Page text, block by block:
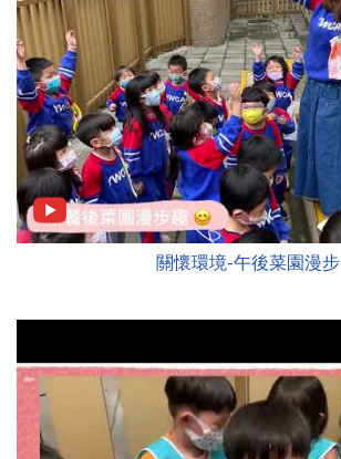
關懷環境-午後菜園漫步